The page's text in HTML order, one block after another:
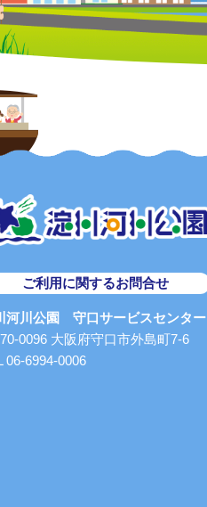
ご利用に関するお問合せ
河川公園 守口サービスセンター
0096 大阪府守口市外島町7-6
06-6994-0006